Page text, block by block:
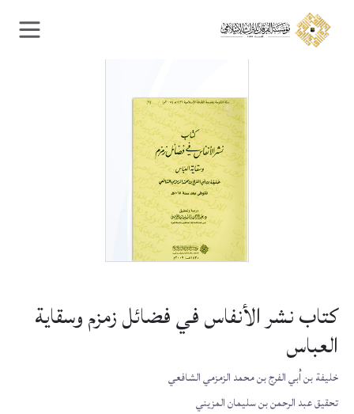
كتاب نشر الأنفاس في فضائل زمزم وسقاية
العباس
خليفة بن أبي الفرج بن محمد الزمزمي الشافعي
تحقيق عبد الرحمن بن سليمان المزيني